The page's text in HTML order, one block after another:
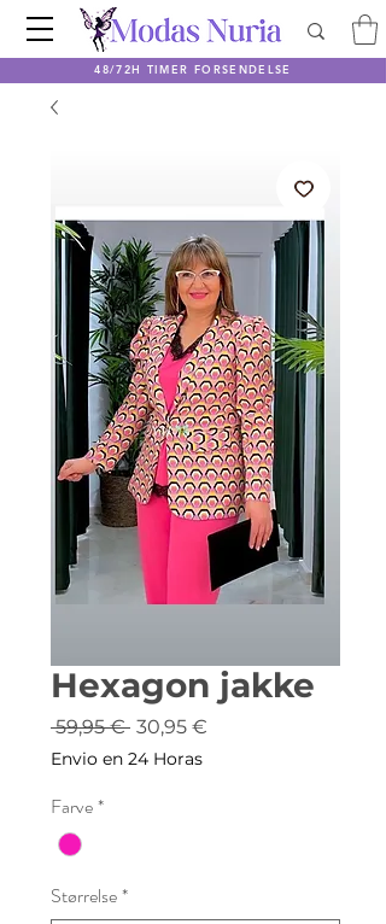
48/72H TIMER FORSENDELSE
Hexagon jakke
59,95 € Regulær
pris
30,95 €
Envio en 24 Horas
Farve*
Størrelse*